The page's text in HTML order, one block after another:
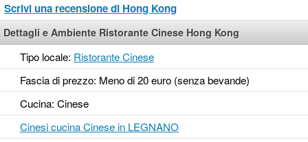
Scrivi una recensione di Hong Kong
Dettagli e Ambiente Ristorante Cinese Hong Kong
Tipo locale: Ristorante Cinese
Fascia di prezzo: Meno di 20 euro (senza bevande)
Cucina: Cinese
Cinesi cucina Cinese in LEGNANO